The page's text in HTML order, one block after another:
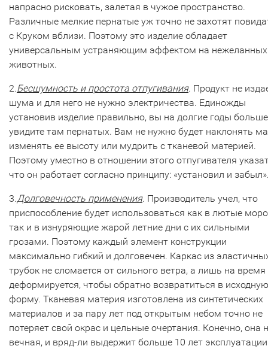
напрасно рисковать, залетая в чужое пространство.
Различные мелкие пернатые уж точно не захотят
с Круком вблизи. Поэтому это изделие обладает
универсальным устраняющим эффектом на нежеланных
животных.
2.Бесшумность и простота отпугивания. Продукт не
шума и для него не нужно электричества. Единожды
установив изделие правильно, вы на долгие годы
увидите там пернатых. Вам не нужно будет наклонять
изменять ее высоту или мудрить с тканевой материей.
Поэтому уместно в отношении этого отпугивателя
что он работает согласно принципу: «установил и
3. Долговечность применения. Производитель учел, что
приспособление будет использоваться как в лютые
так и в изнуряющие жарой летние дни с их сильными
грозами. Поэтому каждый элемент конструкции
максимально гибкий и долговечен. Каркас из
трубок не сломается от сильного ветра, а лишь на время
деформируется, чтобы обратно возвратиться в исходную
форму. Тканевая материя изготовлена из синтетических
материалов и за пару лет под открытым небом точно не
потеряет свой окрас и цельные очертания. Конечно, она
вечная, и вряд-ли выдержит больше 10 лет